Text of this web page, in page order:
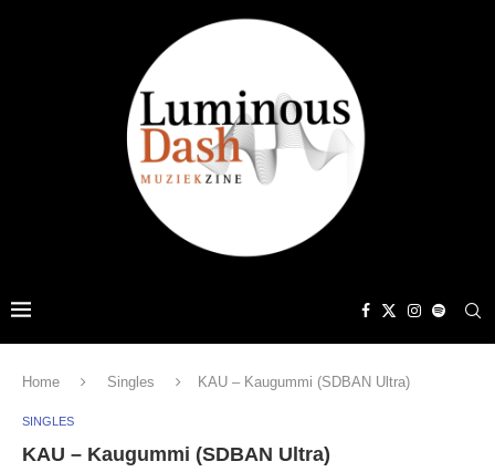
Home Singles KAU – Kaugummi (SDBAN Ultra)
SINGLES
KAU – Kaugummi (SDBAN Ultra)